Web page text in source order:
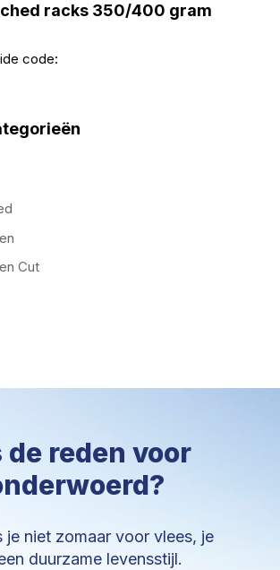
racks 350/400 gram
code:
Cut
de reden voor
je niet zomaar voor vlees, je
duurzame levensstijl.